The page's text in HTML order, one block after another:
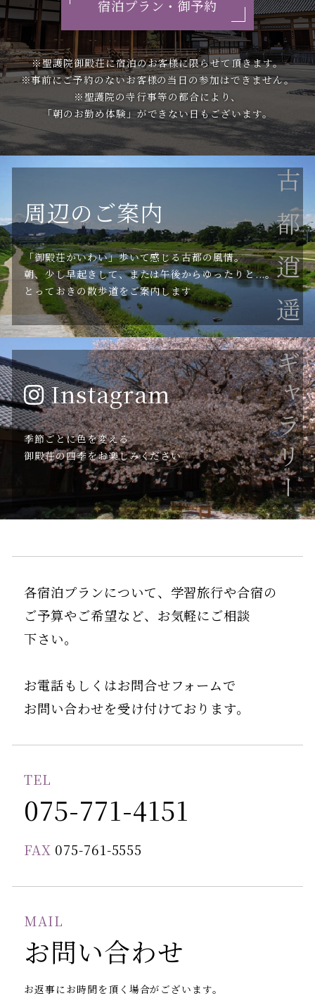
宿泊プラン・御予約
※聖護院御殿荘に宿泊のお客様に限らせて頂きます。
※事前にご予約のないお客様の当日の参加はできません。
※聖護院の寺行事等の都合により、
「朝のお勤め体験」ができない日もございます。
周辺のご案内 古都逍遥
「御殿荘かいわい」歩いて感じる古都の風情。
朝、少し早起きして、または午後からゆったりと...。
とっておきの散歩道をご案内します
Instagram ギャラリー
季節ごとに色を変える
御殿荘の四季をお楽しみください
各宿泊プランについて、学習旅行や合宿の
ご予算やご希望など、お気軽にご相談
下さい。
お電話もしくはお問合せフォームで
お問い合わせを受け付けております。
TEL
075-771-4151
FAX 075-761-5555
MAIL
お問い合わせ
お返事にお時間を頂く場合がございます。